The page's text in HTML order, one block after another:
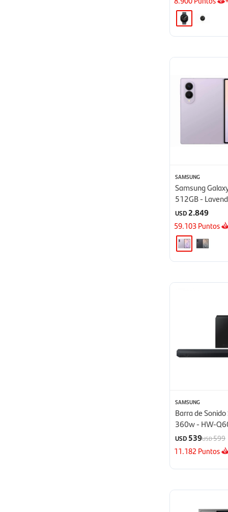
SAMSUNG
Samsung
512GB -
USD2.849
59.103Puntos
SAMSUNG
Barra de
360w - HW-
USD 539USD599
11.182 Puntos